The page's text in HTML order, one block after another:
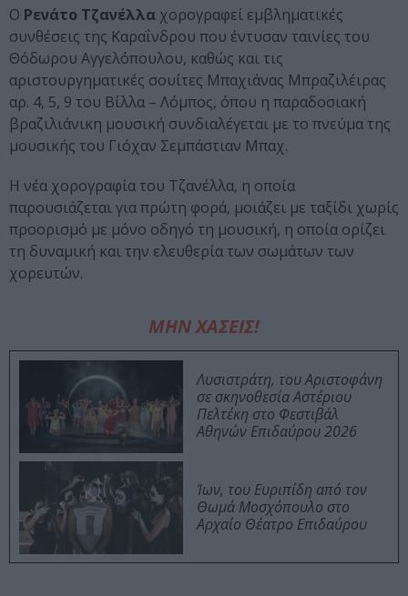
Ο Ρενάτο Τζανέλλα χορογραφεί εμβληματικές
συνθέσεις της Καραΐνδρου που έντυσαν ταινίες του
Θόδωρου Αγγελόπουλου, καθώς και τις
αριστουργηματικές σουίτες Μπαχιάνας Μπραζιλέιρας
αρ. 4, 5, 9 του Βίλλα – Λόμπος, όπου η παραδοσιακή
βραζιλιάνικη μουσική συνδιαλέγεται με το πνεύμα της
μουσικής του Γιόχαν Σεμπάστιαν Μπαχ.
Η νέα χορογραφία του Τζανέλλα, η οποία
παρουσιάζεται για πρώτη φορά, μοιάζει με ταξίδι χωρίς
προορισμό με μόνο οδηγό τη μουσική, η οποία ορίζει
τη δυναμική και την ελευθερία των σωμάτων των
χορευτών.
ΜΗΝ ΧΑΣΕΙΣ!
Λυσιστράτη, του Αριστοφάνη
σε σκηνοθεσία Αστέριου
Πελτέκη στο Φεστιβάλ
Αθηνών Επιδαύρου 2026
Ίων, του Ευριπίδη από τον
Θωμά Μοσχόπουλο στο
Αρχαίο Θέατρο Επιδαύρου